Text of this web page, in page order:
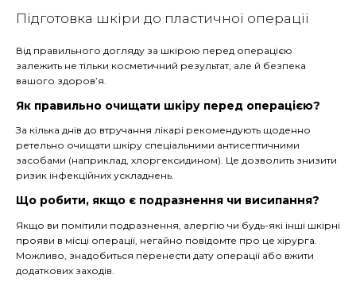
Підготовка шкіри до пластичної операції
Від правильного догляду за шкірою перед операцією
залежить не тільки косметичний результат, але й безпека
вашого здоров’я.
Як правильно очищати шкіру перед операцією?
За кілька днів до втручання лікарі рекомендують щоденно
ретельно очищати шкіру спеціальними антисептичними
засобами (наприклад, хлоргексидином). Це дозволить знизити
ризик інфекційних ускладнень.
Що робити, якщо є подразнення чи висипання?
Якщо ви помітили подразнення, алергію чи будь-які інші шкірні
прояви в місці операції, негайно повідомте про це хірурга.
Можливо, знадобиться перенести дату операції або вжити
додаткових заходів.